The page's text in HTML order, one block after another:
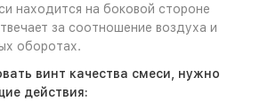
находится на боковой стороне
за соотношение воздуха и
оборотах.
винт качества смеси, нужно
действия: